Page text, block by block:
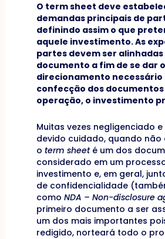
O term sheet deve
demandas principais de
definindo assim o que
aquele investimento. As
partes devem ser
documento a fim de se dar o
direcionamento necessário
confecção dos
operação, o investimento
Muitas vezes negligenciado
devido cuidado, quando não
o term sheeté um dos
considerado em um
investimento e, em geral,
de confidencialidade
como NDA – Non-disclosure
primeiro documento a ser
um dos mais importantes
redigido, norteará todo o